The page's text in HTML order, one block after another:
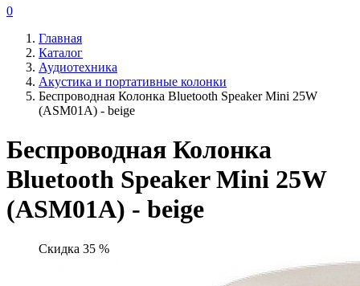
0
Главная
Каталог
Аудиотехника
Акустика и портативные колонки
Беспроводная Колонка Bluetooth Speaker Mini 25W
(ASM01A) - beige
Беспроводная Колонка
Bluetooth Speaker Mini 25W
(ASM01A) - beige
Скидка 35 %